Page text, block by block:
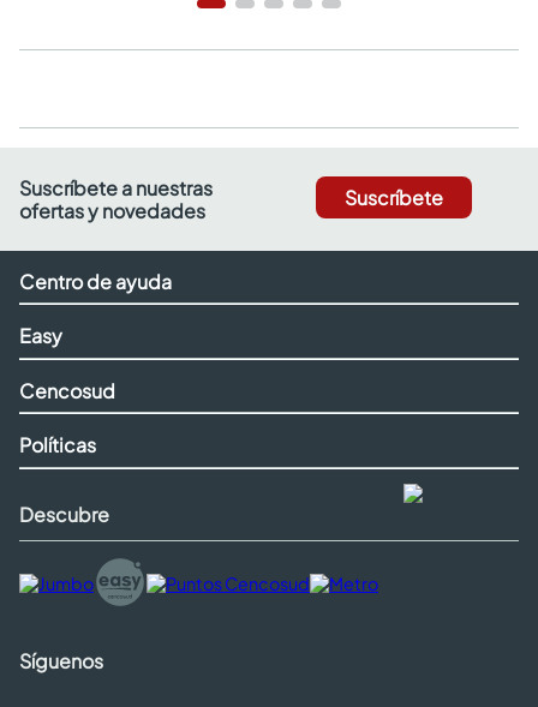
Suscríbete a nuestras
ofertas y novedades
Suscríbete
Centro de ayuda
Easy
Cencosud
Políticas
Descubre
Síguenos